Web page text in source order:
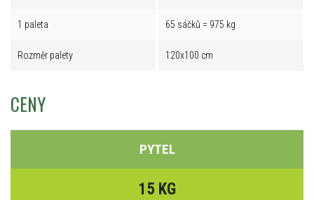
1 paleta 65 sáčků = 975 kg
Rozměr palety 120x100 cm
CENY
PYTEL
15 KG